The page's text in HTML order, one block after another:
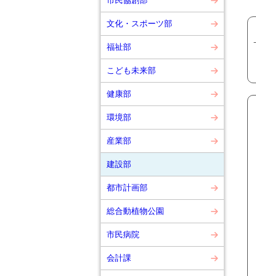
文化・スポーツ部
福祉部
こども未来部
健康部
環境部
産業部
建設部
都市計画部
総合動植物公園
市民病院
会計課